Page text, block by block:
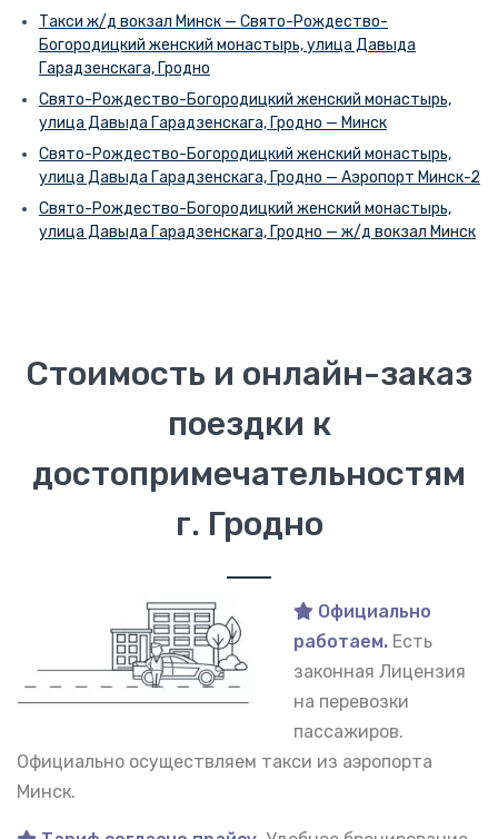
Такси ж/д вокзал Минск — Свято-Рождество-
Богородицкий женский монастырь, улица Давыда
Гарадзенскага, Гродно
Свято-Рождество-Богородицкий женский монастырь,
улица Давыда Гарадзенскага, Гродно — Минск
Свято-Рождество-Богородицкий женский монастырь,
улица Давыда Гарадзенскага, Гродно — Аэропорт Минск-2
Свято-Рождество-Богородицкий женский монастырь,
улица Давыда Гарадзенскага, Гродно — ж/д вокзал Минск
Стоимость и онлайн-заказ
поездки к
достопримечательностям
г. Гродно
Официально
работаем. Есть
законная Лицензия
на перевозки
пассажиров.
Официально осуществляем такси из аэропорта
Минск.